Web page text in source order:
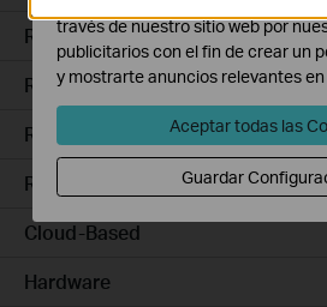
Routers Ethernet
Routers Wi-Fi
Routers 5G/4G
Routers Integrados
Cloud-Based
Hardware
través de nuestro sitio web por
publicitarios con el fin de crear un
y mostrarte anuncios relevantes
Aceptar todas las
Guardar